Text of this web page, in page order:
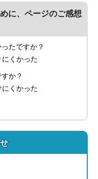
に、ページのご感想
たですか？
にくかった
か？
にくかった